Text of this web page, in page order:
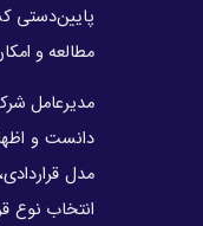
پایین‌دستی
مطالعه و
مدیرعامل
مدل
انتخاب نوع